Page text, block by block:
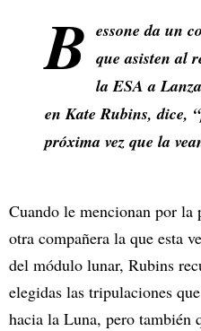
B essone da un
que asisten al
la ESA a
en Kate Rubins, dice,
próxima vez que la
Cuando le mencionan por la
otra compañera la que esta
del módulo lunar, Rubins
elegidas las tripulaciones
hacia la Luna, pero también